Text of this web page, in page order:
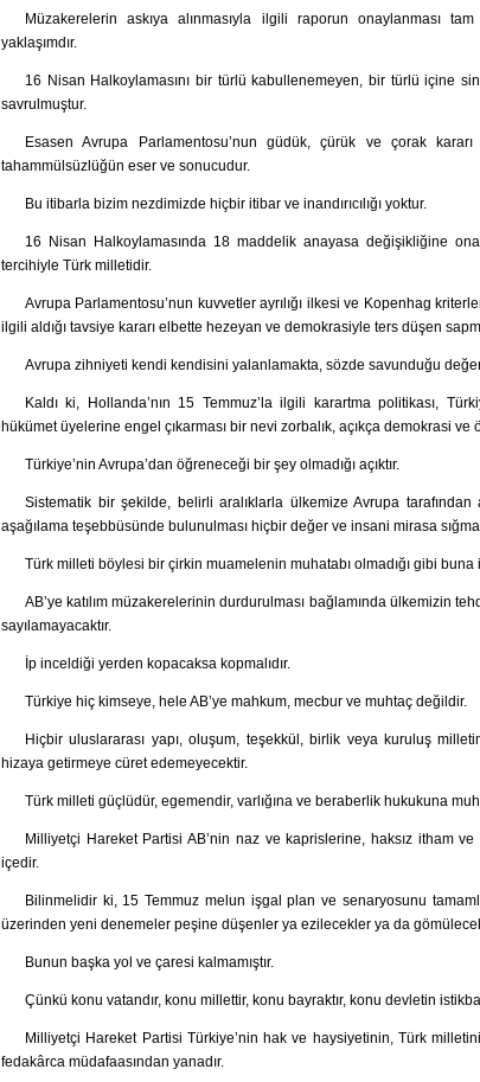
Müzakerelerin askıya alınmasıyla ilgili raporun onaylanması
yaklaşımdır.
16 Nisan Halkoylamasını bir türlü kabullenemeyen, bir türlü içine
savrulmuştur.
Esasen Avrupa Parlamentosu’nun güdük, çürük ve çorak
tahammülsüzlüğün eser ve sonucudur.
Bu itibarla bizim nezdimizde hiçbir itibar ve inandırıcılığı yoktur.
16 Nisan Halkoylamasında 18 maddelik anayasa değişikliğine
tercihiyle Türk milletidir.
Avrupa Parlamentosu’nun kuvvetler ayrılığı ilkesi ve Kopenhag
ilgili aldığı tavsiye kararı elbette hezeyan ve demokrasiyle ters düşen
Avrupa zihniyeti kendi kendisini yalanlamakta, sözde savunduğu
Kaldı ki, Hollanda’nın 15 Temmuz’la ilgili karartma politikası,
hükümet üyelerine engel çıkarması bir nevi zorbalık, açıkça demokrasi ve
Türkiye’nin Avrupa’dan öğreneceği bir şey olmadığı açıktır.
Sistematik bir şekilde, belirli aralıklarla ülkemize Avrupa
aşağılama teşebbüsünde bulunulması hiçbir değer ve insani mirasa
Türk milleti böylesi bir çirkin muamelenin muhatabı olmadığı gibi
AB’ye katılım müzakerelerinin durdurulması bağlamında ülkemizin
sayılamayacaktır.
İp inceldiği yerden kopacaksa kopmalıdır.
Türkiye hiç kimseye, hele AB’ye mahkum, mecbur ve muhtaç değildir.
Hiçbir uluslararası yapı, oluşum, teşekkül, birlik veya kuruluş
hizaya getirmeye cüret edemeyecektir.
Türk milleti güçlüdür, egemendir, varlığına ve beraberlik hukukuna
Milliyetçi Hareket Partisi AB’nin naz ve kaprislerine, haksız itham
içedir.
Bilinmelidir ki, 15 Temmuz melun işgal plan ve senaryosunu
üzerinden yeni denemeler peşine düşenler ya ezilecekler ya da
Bunun başka yol ve çaresi kalmamıştır.
Çünkü konu vatandır, konu millettir, konu bayraktır, konu devletin
Milliyetçi Hareket Partisi Türkiye’nin hak ve haysiyetinin, Türk
fedakârca müdafaasından yanadır.